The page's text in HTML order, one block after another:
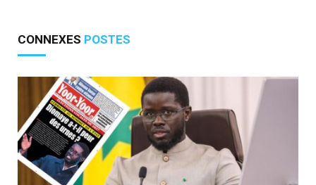
CONNEXES POSTES